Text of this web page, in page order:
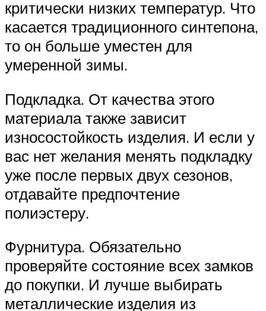
критически низких температур. Что
касается традиционного синтепона,
то он больше уместен для
умеренной зимы.
Подкладка. От качества этого
материала также зависит
износостойкость изделия. И если у
вас нет желания менять подкладку
уже после первых двух сезонов,
отдавайте предпочтение
полиэстеру.
Фурнитура. Обязательно
проверяйте состояние всех замков
до покупки. И лучше выбирать
металлические изделия из